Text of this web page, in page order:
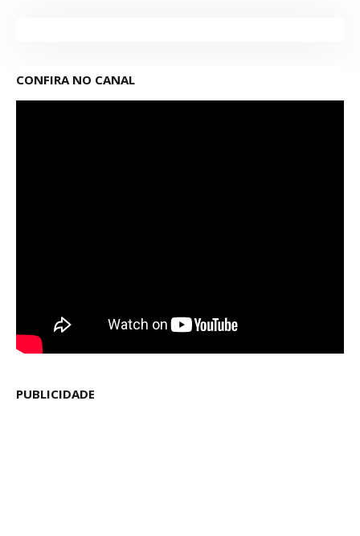
CONFIRA NO CANAL
PUBLICIDADE